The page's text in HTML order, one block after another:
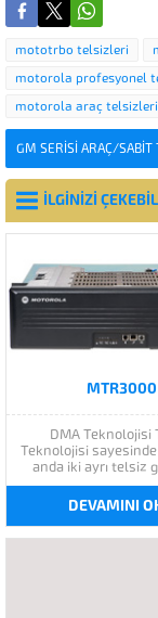
mototrbo telsizleri
motorola profesyonel
motorola araç telsizleri
GM SERISI ARAÇ/SABIT
İLGİNİZİ
MTR3000
DMA Teknolojisi
Teknolojisi sayesinde
anda iki ayrı telsiz
konuşmasına imkan
gibi bir slotdan
haberleşmesi diğer
haberleşmesine
DEVAMINI